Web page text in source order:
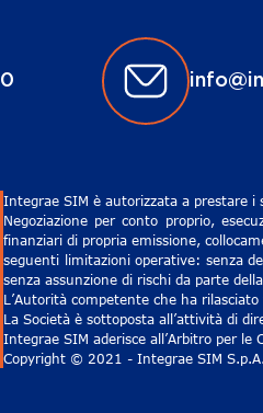
Integrae SIM è autorizzata a prestare
Negoziazione per conto proprio,
finanziari di propria emissione,
seguenti limitazioni operative: senza
senza assunzione di rischi da parte
L’Autorità competente che ha rilasciato
La Società è sottoposta all’attività di
Integrae SIM aderisce all’Arbitro per le
Copyright © 2021 - Integrae SIM